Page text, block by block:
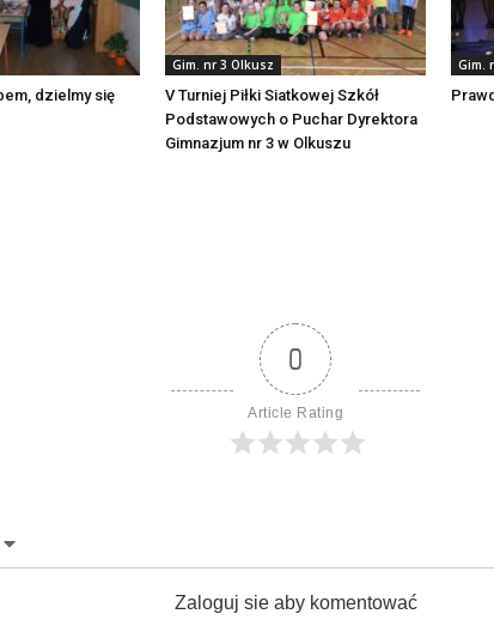
dzielmy się
Gim. nr 3 Olkusz
V Turniej Piłki Siatkowej Szkół
Podstawowych o Puchar Dyrektora
Gimnazjum nr 3 w Olkuszu
Gim.
0
Article Rating
Zaloguj sie aby komentować